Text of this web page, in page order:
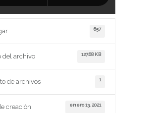
657
del archivo 127.68 KB
de archivos 1
creación enero 13, 2021